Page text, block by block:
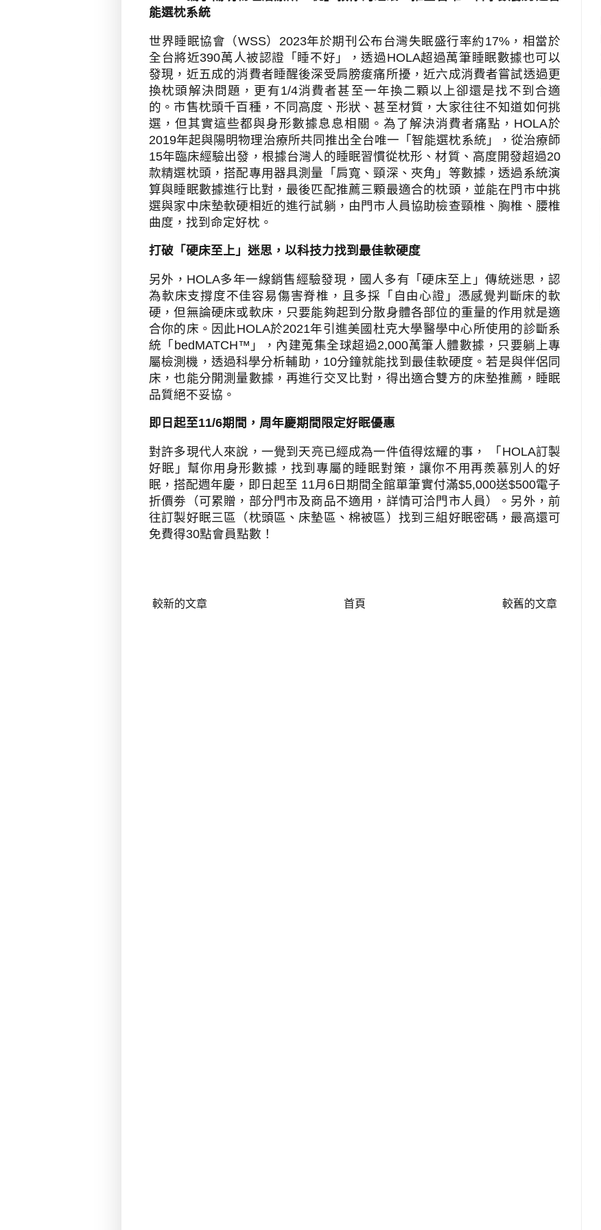
能選枕系統
世界睡眠協會（WSS） 2023年於期刊公布台灣失眠盛行率約17%，相當於
全台將近390萬人被認證「睡不好」，透過 HOLA超過萬筆睡眠數據也可以
發現，近五成的消費者睡醒後深受肩膀痠痛所擾，近六成消費者嘗試透過更
換枕頭解決問題，更有1/4消費者甚至一年換二顆以上卻還是找不到合適
的 。市售枕頭千百種，不同高度、形狀、甚至材質，大家往往不知道如何挑
選，但其實這些都與身形數據息息相關。為了解決消費者痛點， HOLA於
2019年起與陽明物理治療所共同推出全台唯一「智能選枕系統」 ， 從治療師
15年臨床經驗出發，根據台灣人的睡眠習慣從枕形、材質、高度開發超過20
款精選枕頭，搭配專用器具測量「肩寬、頸深、夾角」等數據，透過系統演
算與睡眠數據進行比對，最後匹配推薦三顆最適合的枕頭，並能在門市中挑
選與家中床墊軟硬相近的進行試躺，由門市人員協助檢查頸椎、胸椎、腰椎
曲度，找到命定好枕。
打破「硬床至上」迷思，以科技力找到最佳軟硬度
另外， HOLA多年一線銷售經驗發現，國人多有「硬床至上」傳統迷思，認
為軟床支撐度不佳容易傷害脊椎 ，
且多採「自由心證」憑感覺判斷床的軟
硬 ，但無論硬床或軟床，只要能夠起到分散身體各部位的重量的作用就是適
合你的床。 因此HOLA於2021年引進美國杜克大學醫學中心所使用的診斷系
統「bedMATCH™ 」 ， 內建蒐集全球超過2,000萬筆人體數據，只要躺上專
屬檢測機，透過科學分析輔助， 10分鐘就能找到最佳軟硬度。若是與伴侶同
床，也能分開測量數據，再進行交叉比對，得出適合雙方的床墊推薦，睡眠
品質絕不妥協。
即日起至11/6期間，周年慶期間限定好眠優惠
對許多現代人來說，一覺到天亮已經成為一件值得炫耀的事， 「HOLA訂製
好眠」幫你用身形數據，找到專屬的睡眠對策，讓你不用再羨慕別人的好
眠，搭配週年慶，即日起至 11月 6日期間全館單筆實付滿$5,000送$500電子
折價劵 （可累贈，部分門市及商品不適用，詳情可洽門市人員）
。另外，前
往訂製好眠三區（枕頭區、床墊區、棉被區）找到三組好眠密碼，最高還可
免費得30點會員點數！
較新的文章 較舊的文章
首頁